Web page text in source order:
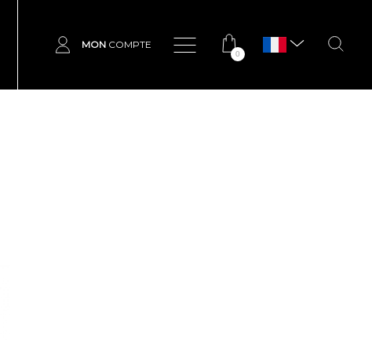
0
MON COMPTE